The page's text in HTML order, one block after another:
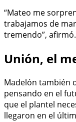
“Mateo me
trabajamos de
tremendo”, afirmó.
Unión, el
Madelón también
pensando en el
que el plantel
llegaron en el